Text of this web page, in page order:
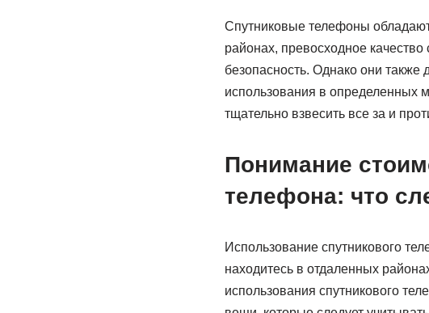
Спутниковые телефоны
районах, превосходное
безопасность. Однако они
использования в определенных
тщательно взвесить все за и
Понимание
телефона: что
Использование спутникового
находитесь в отдаленных
использования спутникового